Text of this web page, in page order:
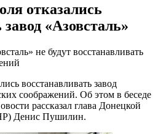
отказались
«Азовсталь»
не будут восстанавливать
восстанавливать завод
соображений. Об этом в беседе
рассказал глава Донецкой
Денис Пушилин.